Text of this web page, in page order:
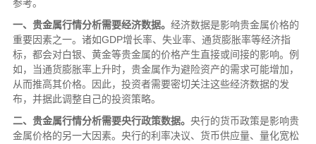
参考。
一、贵金属行情分析需要经济数据。 经济数据是影响贵金属价格的
重要因素之一。诸如GDP增长率、失业率、通货膨胀率等经济指
标，都会对白银、黄金等贵金属的价格产生直接或间接的影响。例
如，当通货膨胀率上升时，贵金属作为避险资产的需求可能增加，
从而推高其价格。因此，投资者需要密切关注这些经济数据的发
布，并据此调整自己的投资策略。
二、贵金属行情分析需要央行政策数据。 央行的货币政策是影响贵
金属价格的另一大因素。央行的利率决议、货币供应量、量化宽松